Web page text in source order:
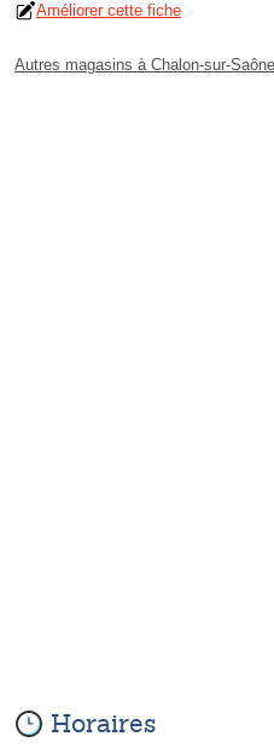
Améliorer cette fiche
Autres magasins à Chalon-sur-Saône
Horaires